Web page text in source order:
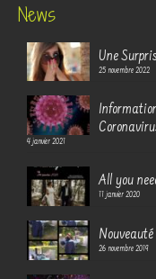
News
Une
25 novembre 2022
4 janvier 2021
All you
11 janvier 2020
Nouveauté
26 novembre 2019